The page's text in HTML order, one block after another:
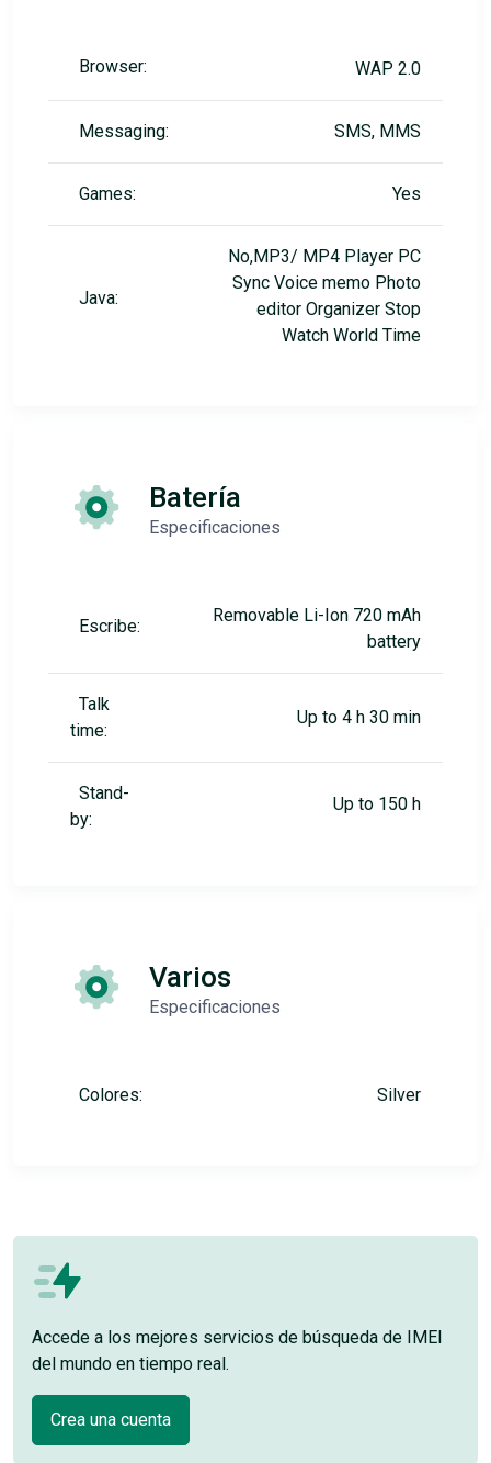
Browser: WAP 2.0
Messaging: SMS, MMS
Games: Yes
Java:
No,MP3/ MP4 Player PC
Sync Voice memo Photo
editor Organizer Stop
Watch World Time
Batería
Especificaciones
Escribe:
Removable Li-Ion 720 mAh
battery
Talk
time:
Up to 4 h 30 min
Stand-
by:
Up to 150 h
Varios
Especificaciones
Colores: Silver
Accede a los mejores servicios de búsqueda de IMEI
del mundo en tiempo real.
Crea una cuenta